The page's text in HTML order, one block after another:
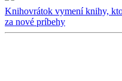
Knihovrátok vymení knihy,
za nové príbehy